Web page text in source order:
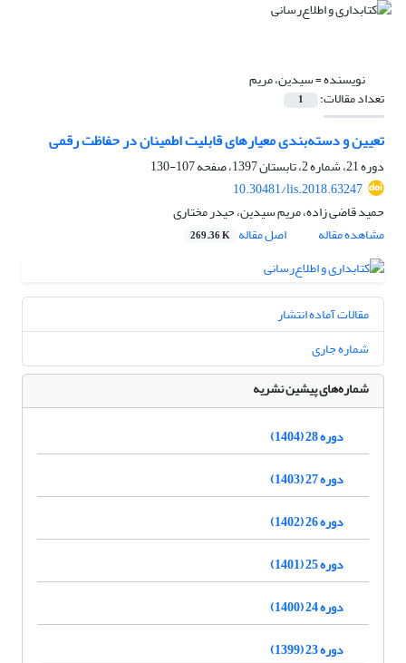
نویسنده =سیدین، مریم
تعداد مقالات: 1
تعیین و دسته‌بندی معیارهای قابلیت اطمینان در حفاظت رقمی
دوره 21، شماره 2، تابستان 1397، صفحه
107-130
10.30481/lis.2018.63247
حمید قاضی زاده، مریم سیدین، حیدر مختاری
مشاهده مقاله
اصل مقاله 269.36 K
مقالات آماده انتشار
شماره جاری
شماره‌های پیشین نشریه
دوره 28 (1404)
دوره 27 (1403)
دوره 26 (1402)
دوره 25 (1401)
دوره 24 (1400)
دوره 23 (1399)